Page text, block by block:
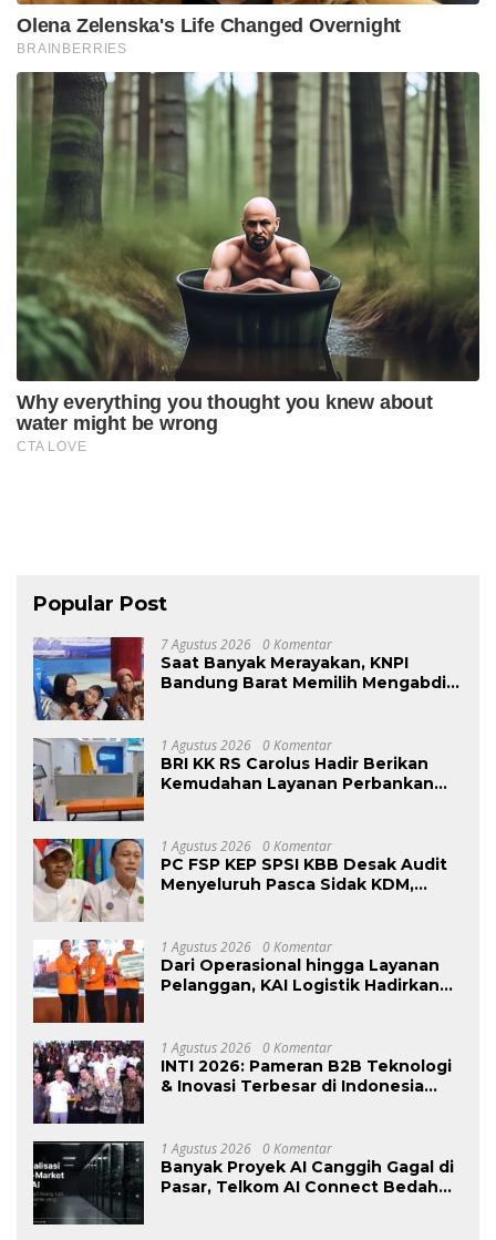
Popular Post
7 Agustus 2026 0 Komentar
Saat Banyak Merayakan, KNPI
Bandung Barat Memilih Mengabdi:
Warga Kurang Mampu
1 Agustus 2026 0 Komentar
BRI KK RS Carolus Hadir Berikan
Kemudahan Layanan Perbankan
1 Agustus 2026 0 Komentar
PC FSP KEP SPSI KBB Desak Audit
Menyeluruh Pasca Sidak KDM,
Ketenagakerjaan”
1 Agustus 2026 0 Komentar
Dari Operasional hingga Layanan
Pelanggan, KAI Logistik Hadirkan
1 Agustus 2026 0 Komentar
INTI 2026: Pameran B2B Teknologi
& Inovasi Terbesar di Indonesia
1 Agustus 2026 0 Komentar
Banyak Proyek AI Canggih Gagal di
Pasar, Telkom AI Connect Bedah